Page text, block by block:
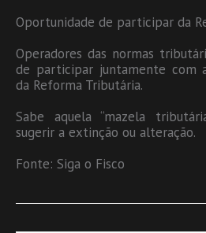
Oportunidade de participar da
Operadores das normas
de participar juntamente com
da Reforma Tributária.
Sabe aquela “mazela
sugerir a extinção ou alteração.
Fonte: Siga o Fisco